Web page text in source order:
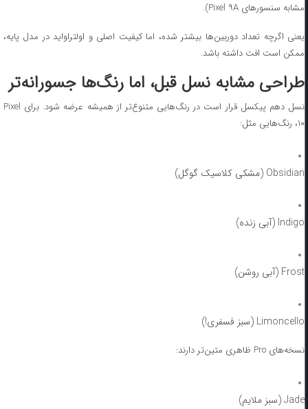
مشابه سنسورهای Pixel ۹A).
یعنی اگرچه تعداد دوربین‌ها بیشتر شده، اما کیفیت اصلی و اولتراواید در مدل پایه،
ممکن است افت داشته باشد.
طراحی مشابه نسل قبل، اما رنگ‌ها جسورانه‌تر
نسل دهم پیکسل قرار است در رنگ‌هایی متنوع‌تر از همیشه عرضه شود. برای Pixel
۱۰، رنگ‌هایی مثل:
Obsidian (مشکی کلاسیک گوگل)
Indigo (آبی زنده)
Frost (آبی روشن)
Limoncello (سبز فسفری!)
نسخه‌های Pro ظاهری متین‌تر دارند:
Jade (سبز ملایم)